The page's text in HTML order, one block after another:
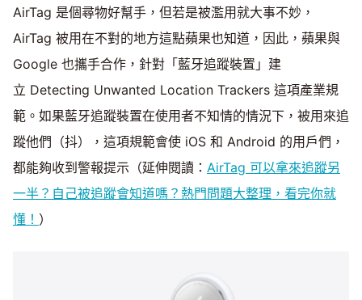
Mute
AirTag 是個尋物好幫手，但若是被濫用就大事不妙，
AirTag 被用在不對的地方這點蘋果也知道，因此，蘋果與
Google 也攜手合作，針對「藍牙追蹤裝置」建
立 Detecting Unwanted Location Trackers 這項產業規
範。如果藍牙追蹤裝置在使用者不知情的情況下，被用來追
蹤他們（抖），這項規範會使 iOS 和 Android 的用戶們，
都能夠收到警報提示（延伸閱讀： AirTag 可以拿來追蹤另
一半？自己被追蹤會知道嗎？熱門問題大整理，看完你就
懂！ ）